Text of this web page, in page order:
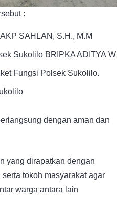
:
SAHLAN, S.H., M.M
Sukolilo BRIPKA ADITYA W
Fungsi Polsek Sukolilo.
dengan aman dan
yang dirapatkan dengan
tokoh masyarakat agar
warga antara lain